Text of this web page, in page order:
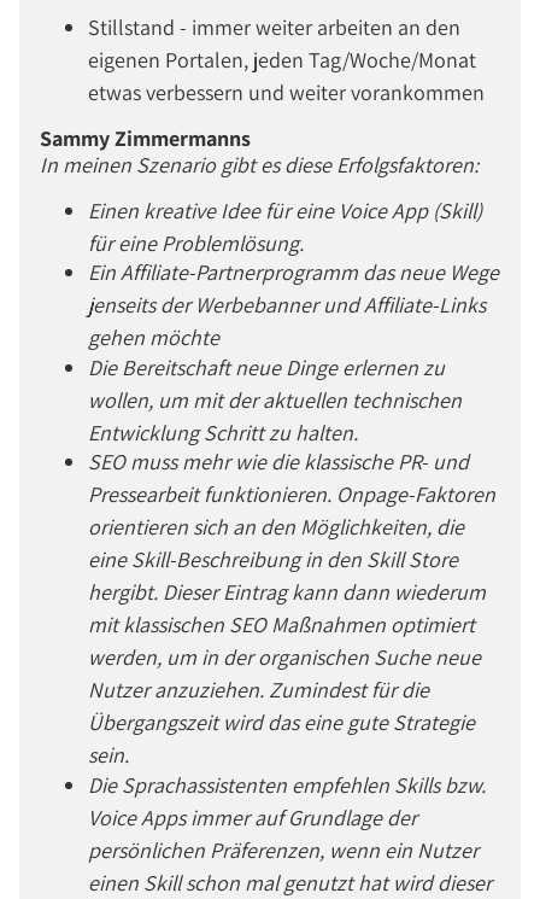
Stillstand - immer weiter arbeiten an den
eigenen Portalen, jeden Tag/Woche/Monat
etwas verbessern und weiter vorankommen
Sammy Zimmermanns
In meinen Szenario gibt es diese Erfolgsfaktoren:
Einen kreative Idee für eine Voice App (Skill)
für eine Problemlösung.
Ein Affiliate-Partnerprogramm das neue Wege
jenseits der Werbebanner und Affiliate-Links
gehen möchte
Die Bereitschaft neue Dinge erlernen zu
wollen, um mit der aktuellen technischen
Entwicklung Schritt zu halten.
SEO muss mehr wie die klassische PR- und
Pressearbeit funktionieren. Onpage-Faktoren
orientieren sich an den Möglichkeiten, die
eine Skill-Beschreibung in den Skill Store
hergibt. Dieser Eintrag kann dann wiederum
mit klassischen SEO Maßnahmen optimiert
werden, um in der organischen Suche neue
Nutzer anzuziehen. Zumindest für die
Übergangszeit wird das eine gute Strategie
sein.
Die Sprachassistenten empfehlen Skills bzw.
Voice Apps immer auf Grundlage der
persönlichen Präferenzen, wenn ein Nutzer
einen Skill schon mal genutzt hat wird dieser